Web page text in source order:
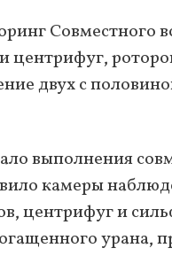
Совместного
центрифуг,
двух с
выполнения
камеры
центрифуг и
урана,